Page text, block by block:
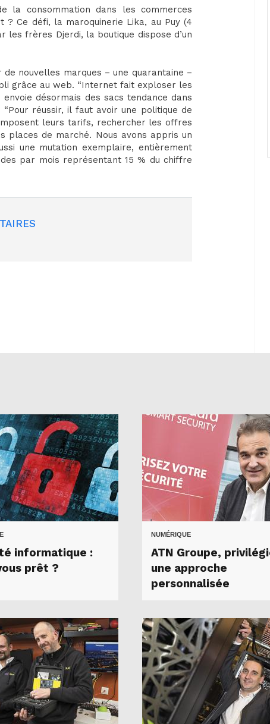
la consommation dans les commerces
Ce défi, la maroquinerie Lika, au Puy (4
les frères Djerdi, la boutique dispose d’un
nouvelles marques – une quarantaine –
grâce au web. “Internet fait exploser les
désormais des sacs tendance dans
réussir, il faut avoir une politique de
leurs tarifs, rechercher les offres
de marché. Nous avons appris un
une mutation exemplaire, entièrement
par mois représentant 15 % du chiffre
informatique :
prêt ?
NUMÉRIQUE
ATN Groupe,
une approche
personnalisée